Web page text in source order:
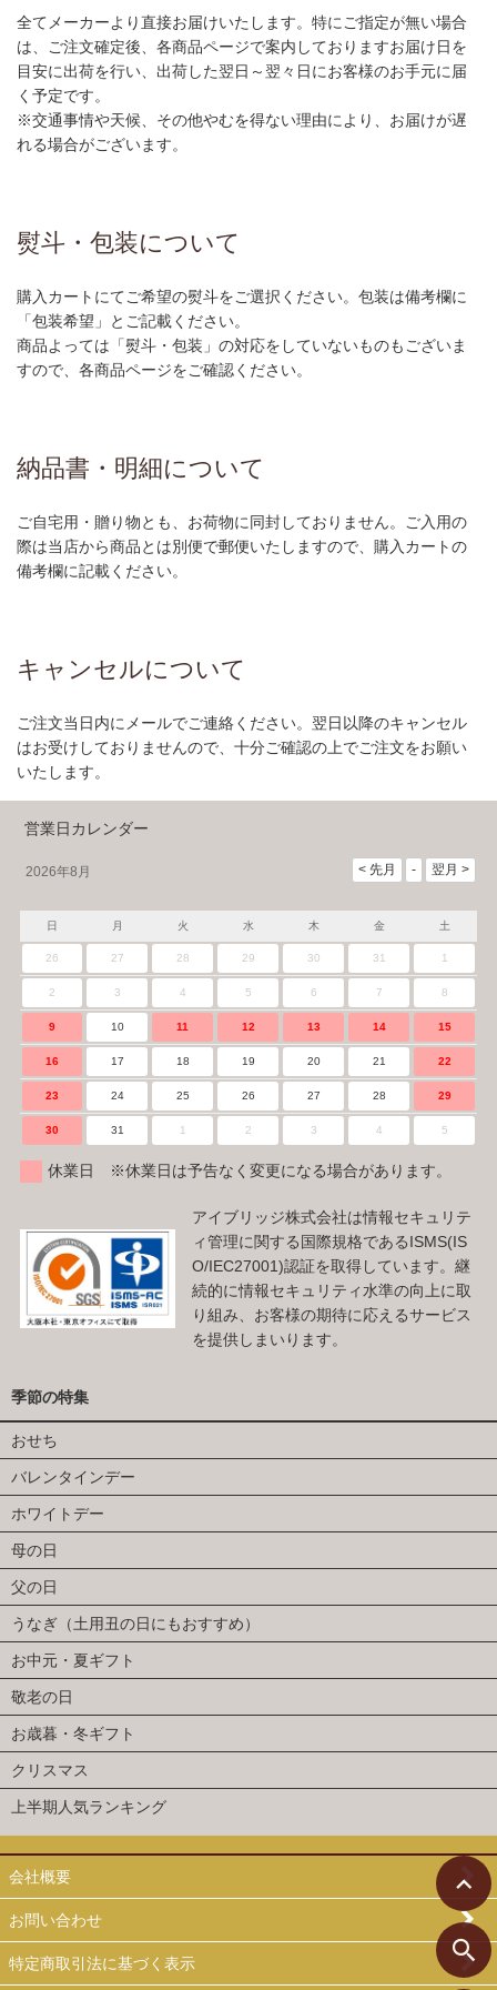
全てメーカーより直接お届けいたします。特にご指定が無い場合
は、ご注文確定後、各商品ページで案内しておりますお届け日を
目安に出荷を行い、出荷した翌日～翌々日にお客様のお手元に届
く予定です。
※交通事情や天候、その他やむを得ない理由により、お届けが遅
れる場合がございます。
熨斗・包装について
購入カートにてご希望の熨斗をご選択ください。包装は備考欄に
「包装希望」とご記載ください。
商品よっては「熨斗・包装」の対応をしていないものもございま
すので、各商品ページをご確認ください。
納品書・明細について
ご自宅用・贈り物とも、お荷物に同封しておりません。ご入用の
際は当店から商品とは別便で郵便いたしますので、購入カートの
備考欄に記載ください。
キャンセルについて
ご注文当日内にメールでご連絡ください。翌日以降のキャンセル
はお受けしておりませんので、十分ご確認の上でご注文をお願い
いたします。
営業日カレンダー
2026年8月
日 月 火 水 木 金 土
26 27 28 29 30 31 1
2 3 4 5 6 7 8
9 10 11 12 13 14 15
16 17 18 19 20 21 22
23 24 25 26 27 28 29
30 31 1 2 3 4 5
休業日 ※休業日は予告なく変更になる場合があります。
アイブリッジ株式会社は情報セキュリテ
ィ管理に関する国際規格であるISMS(IS
O/IEC27001)認証を取得しています。継
続的に情報セキュリティ水準の向上に取
り組み、お客様の期待に応えるサービス
を提供しまいります。
季節の特集
おせち
バレンタインデー
ホワイトデー
母の日
父の日
うなぎ（土用丑の日にもおすすめ）
お中元・夏ギフト
敬老の日
お歳暮・冬ギフト
クリスマス
上半期人気ランキング
会社概要
お問い合わせ
特定商取引法に基づく表示